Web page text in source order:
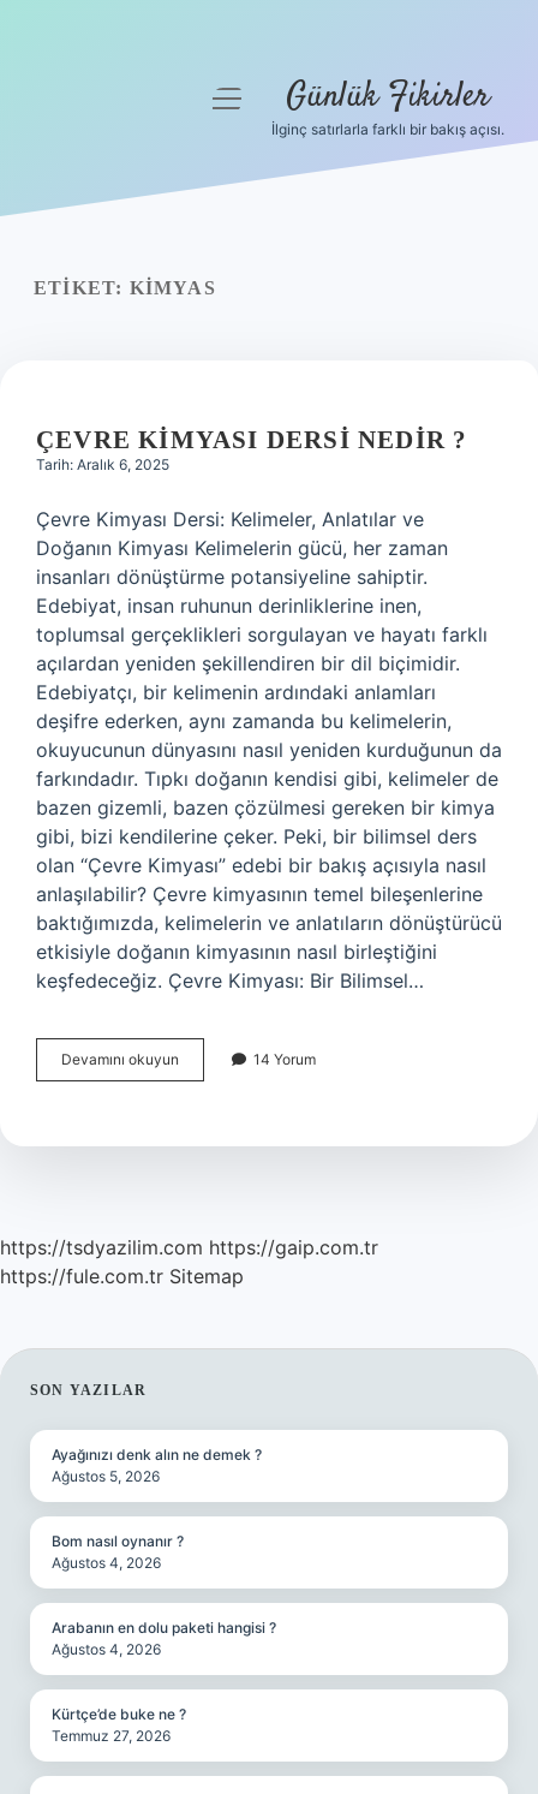
Yasal Uyarı
menüyü Günlük Fikirler
İlginç satırlarla farklı bir bakış açısı.
ETIKET: KIMYAS
ÇEVRE KIMYASI DERSI NEDIR ?
Tarih: Aralık 6, 2025
Çevre Kimyası Dersi: Kelimeler, Anlatılar ve
Doğanın Kimyası Kelimelerin gücü, her zaman
insanları dönüştürme potansiyeline sahiptir.
Edebiyat, insan ruhunun derinliklerine inen,
toplumsal gerçeklikleri sorgulayan ve hayatı farklı
açılardan yeniden şekillendiren bir dil biçimidir.
Edebiyatçı, bir kelimenin ardındaki anlamları
deşifre ederken, aynı zamanda bu kelimelerin,
okuyucunun dünyasını nasıl yeniden kurduğunun da
farkındadır. Tıpkı doğanın kendisi gibi, kelimeler de
bazen gizemli, bazen çözülmesi gereken bir kimya
gibi, bizi kendilerine çeker. Peki, bir bilimsel ders
olan “Çevre Kimyası” edebi bir bakış açısıyla nasıl
anlaşılabilir? Çevre kimyasının temel bileşenlerine
baktığımızda, kelimelerin ve anlatıların dönüştürücü
etkisiyle doğanın kimyasının nasıl birleştiğini
keşfedeceğiz. Çevre Kimyası: Bir Bilimsel…
Devamını okuyun
Kimyası
?
14 Yorum
https://tsdyazilim.com https://gaip.com.tr
https://fule.com.tr Sitemap
SIDEBAR
SON YAZILAR
Ayağınızı denk alın ne demek ?
Ağustos 5, 2026
Bom nasıl oynanır ?
Ağustos 4, 2026
Arabanın en dolu paketi hangisi ?
Ağustos 4, 2026
Kürtçe’de buke ne ?
Temmuz 27, 2026